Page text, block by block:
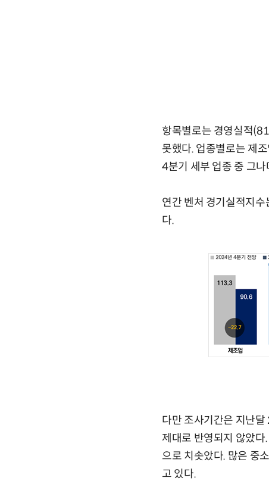
항목별로는 경영실적
못했다. 업종별로는 제
4분기 세부 업종 중 그
연간 벤처 경기실적지
다.
다만 조사기간은 지난
제대로 반영되지 않았
으로 치솟았다. 많은 중
고 있다.